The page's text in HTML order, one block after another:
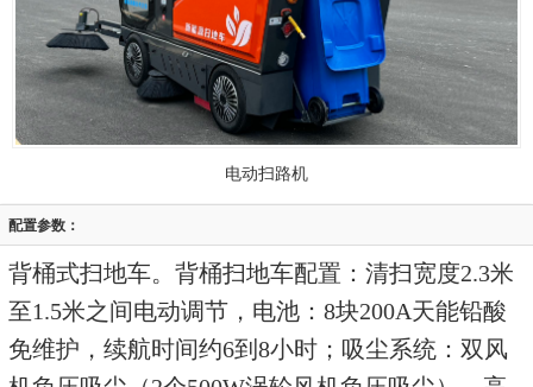
电动扫路机
配置参数：
背桶式扫地车。背桶扫地车配置：清扫宽度2.3米
至1.5米之间电动调节，电池：8块200A天能铅酸
免维护，续航时间约6到8小时；吸尘系统：双风